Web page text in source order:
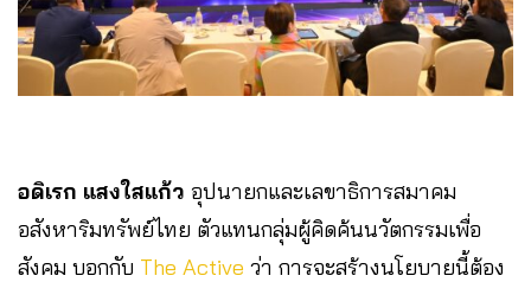
อดิเรก แสงใสแก้ว อุปนายกและเลขาธิการสมาคม
อสังหาริมทรัพย์ไทย ตัวแทนกลุ่มผู้คิดค้นนวัตกรรมเพื่อ
สังคม บอกกับ The Active ว่า การจะสร้างนโยบายนี้ต้อง